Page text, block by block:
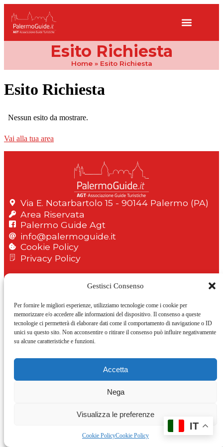
Gestisci Consenso
Per fornire le migliori esperienze, utilizziamo tecnologie come i cookie per
memorizzare e/o accedere alle informazioni del dispositivo. Il consenso a queste
tecnologie ci permetterà di elaborare dati come il comportamento di navigazione o ID
unici su questo sito. Non acconsentire o ritirare il consenso può influire negativamente
su alcune caratteristiche e funzioni.
Accetta
Nega
Visualizza le preferenze
Cookie PolicyCookie Policy
Esito Richiesta
Home» Esito Richiesta
Esito Richiesta
Nessun esito da mostrare.
Vai alla tua area
Via E. Notarbartolo 15 - 90144 Palermo (PA)
Area Riservata
Palermo Guide Agt
info@palermoguide.it
Cookie Policy
Privacy Policy
© Copyright 2026 AGT Associazione Guide
Turistiche Palermo C.F. 97081090827
IT